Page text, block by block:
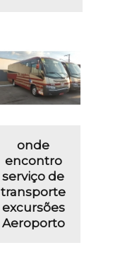
onde
encontro
serviço de
transporte
excursões
Aeroporto